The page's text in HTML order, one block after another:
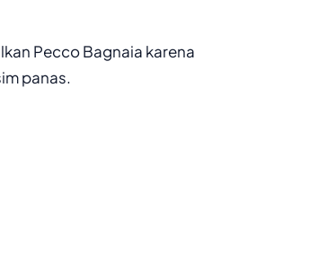
Pecco Bagnaia karena
panas.